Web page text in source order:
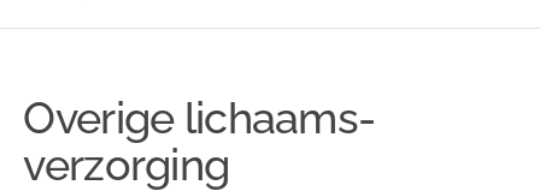
Overige lichaams­
verzorging